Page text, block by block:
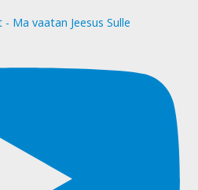
Ma vaatan Jeesus Sulle